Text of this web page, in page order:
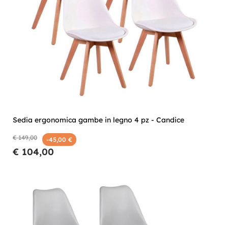
Sedia ergonomica gambe in legno 4 pz - Candice
€ 149,00 -45,00 €
€ 104,00